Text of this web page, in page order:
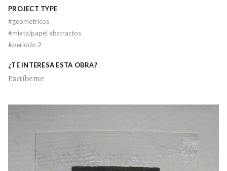
PROJECT TYPE
#geometricos
#mixta/papel abstractos
#periodo 2
¿TE INTERESA ESTA OBRA?
Escríbeme